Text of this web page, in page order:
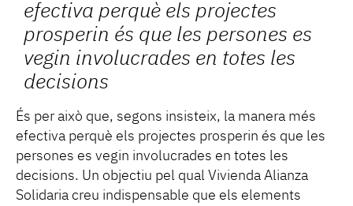
efectiva perquè els projectes
prosperin és que les persones es
vegin involucrades en totes les
decisions
És per això que, segons insisteix, la manera més
efectiva perquè els projectes prosperin és que les
persones es vegin involucrades en totes les
decisions. Un objectiu pel qual Vivienda Alianza
Solidaria creu indispensable que els elements